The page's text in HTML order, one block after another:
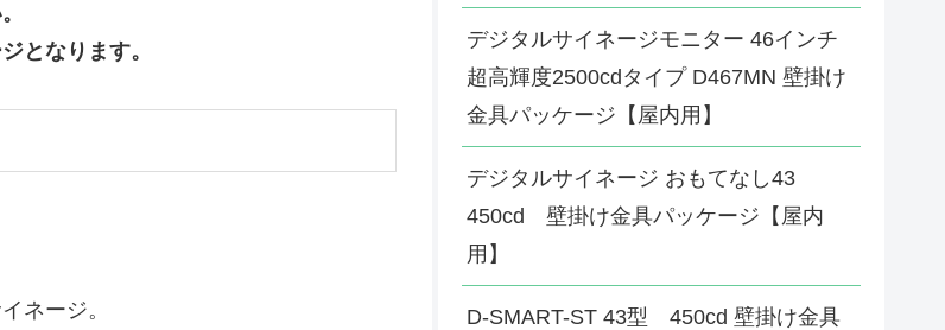
となります。
ネージ。
デジタルサイネージモニター 46インチ
超高輝度2500cdタイプ D467MN 壁掛け
金具パッケージ【屋内用】
デジタルサイネージ おもてなし43
450cd 壁掛け金具パッケージ【屋内
用】
D-SMART-ST 43型 450cd 壁掛け金具